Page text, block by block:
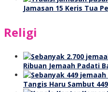
Jamasan 15 Keris Tua
Religi
Ribuan Jemaah Padati
Tangis Haru Sambut